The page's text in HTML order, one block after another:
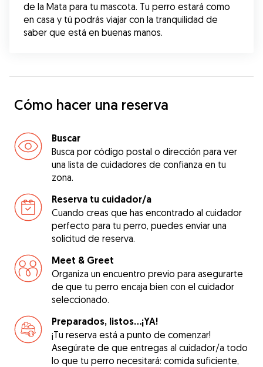
de la Mata para tu mascota. Tu perro estará como
en casa y tú podrás viajar con la tranquilidad de
saber que está en buenas manos.
Cómo hacer una reserva
Buscar
Busca por código postal o dirección para ver
una lista de cuidadores de confianza en tu
zona.
Reserva tu cuidador/a
Cuando creas que has encontrado al cuidador
perfecto para tu perro, puedes enviar una
solicitud de reserva.
Meet & Greet
Organiza un encuentro previo para asegurarte
de que tu perro encaja bien con el cuidador
seleccionado.
Preparados, listos...¡YA!
¡Tu reserva está a punto de comenzar!
Asegúrate de que entregas al cuidador/a todo
lo que tu perro necesitará: comida suficiente,